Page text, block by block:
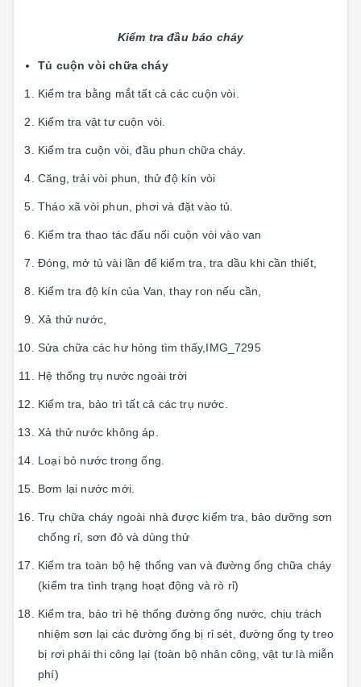
Kiểm tra đầu báo cháy
Tủ cuộn vòi chữa cháy
Kiểm tra bằng mắt tất cả các cuộn vòi.
Kiểm tra vật tư cuộn vòi.
Kiểm tra cuộn vòi, đầu phun chữa cháy.
Căng, trải vòi phun, thử độ kín vòi
Tháo xã vòi phun, phơi và đặt vào tủ.
Kiểm tra thao tác đấu nối cuộn vòi vào van
Đóng, mở tủ vài lần để kiểm tra, tra dầu khi cần thiết,
Kiểm tra độ kín của Van, thay ron nếu cần,
Xả thử nước,
Sửa chữa các hư hỏng tìm thấy,IMG_7295
Hệ thống trụ nước ngoài trời
Kiểm tra, bảo trì tất cả các trụ nước.
Xả thử nước không áp.
Loại bỏ nước trong ống.
Bơm lại nước mới.
Trụ chữa cháy ngoài nhà được kiểm tra, bảo dưỡng sơn
chống rỉ, sơn đỏ và dùng thử
Kiểm tra toàn bộ hệ thống van và đường ống chữa cháy
(kiểm tra tình trạng hoạt động và rò rỉ)
Kiểm tra, bảo trì hệ thống đường ống nước, chịu trách
nhiệm sơn lại các đường ống bị rỉ sét, đường ống ty treo
bị rơi phải thi công lại (toàn bộ nhân công, vật tư là miễn
phí)